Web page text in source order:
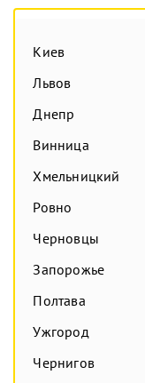
Киев
Львов
Днепр
Винница
Хмельницкий
Ровно
Черновцы
Запорожье
Полтава
Ужгород
Чернигов